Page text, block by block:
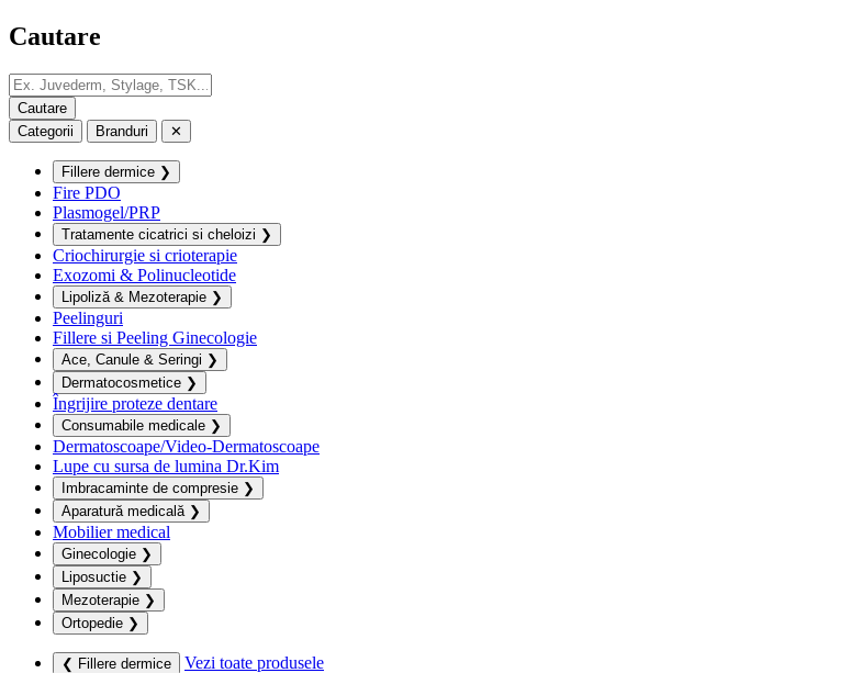
Cautare
Categorii Branduri ✕
Fillere dermice ❯
Fire PDO
Plasmogel/PRP
Tratamente cicatrici si cheloizi ❯
Criochirurgie si crioterapie
Exozomi & Polinucleotide
Lipoliză & Mezoterapie ❯
Peelinguri
Fillere si Peeling Ginecologie
Ace, Canule & Seringi ❯
Dermatocosmetice ❯
Îngrijire proteze dentare
Consumabile medicale ❯
Dermatoscoape/Video-Dermatoscoape
Lupe cu sursa de lumina Dr.Kim
Imbracaminte de compresie ❯
Aparatură medicală ❯
Mobilier medical
Ginecologie ❯
Liposuctie ❯
Mezoterapie ❯
Ortopedie ❯
❮ Fillere dermice
Vezi toate produsele